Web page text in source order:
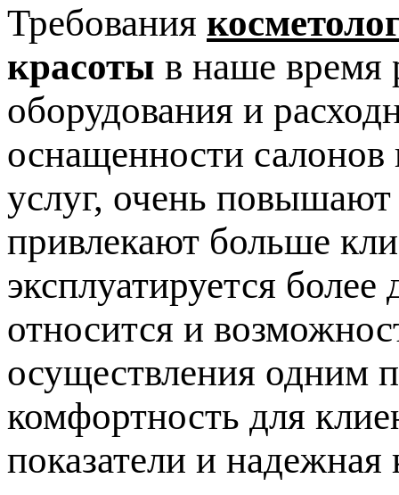
Требования
красоты в наше время
оборудования и
оснащенности салонов
услуг, очень
привлекают больше
эксплуатируется
относится и
осуществления одним
комфортность для
показатели и надежная